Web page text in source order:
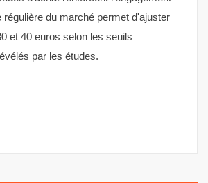
régulière du marché permet d'ajuster
et 40 euros selon les seuils
par les études.